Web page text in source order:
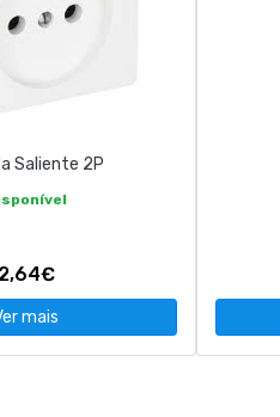
Saliente 2P
2,64€
mais